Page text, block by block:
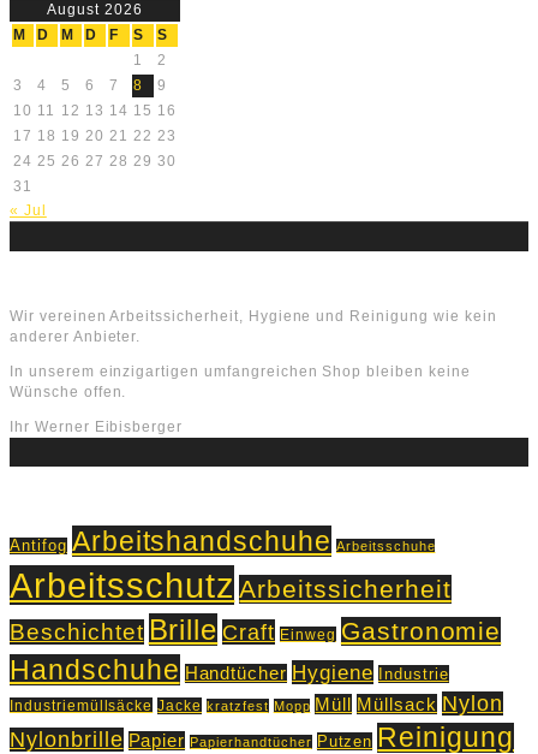
August 2026
M
D M D F S
S
1
2
3
4 5 6 7 8
9
10 11 12 13 14 15 16
17 18 19 20 21 22 23
24 25 26 27 28 29 30
31
« Jul
Wir vereinen Arbeitssicherheit, Hygiene und Reinigung wie kein
anderer Anbieter.
In unserem einzigartigen umfangreichen Shop bleiben keine
Wünsche offen.
Ihr Werner Eibisberger
Antifog Arbeitshandschuhe Arbeitsschuhe
Arbeitsschutz Arbeitssicherheit
Beschichtet Brille Craft Einweg Gastronomie
Handschuhe Handtücher Hygiene Industrie
Industriemüllsäcke Jacke kratzfest Mopp Müll Müllsack Nylon
Nylonbrille Papier Papierhandtücher Putzen Reinigung